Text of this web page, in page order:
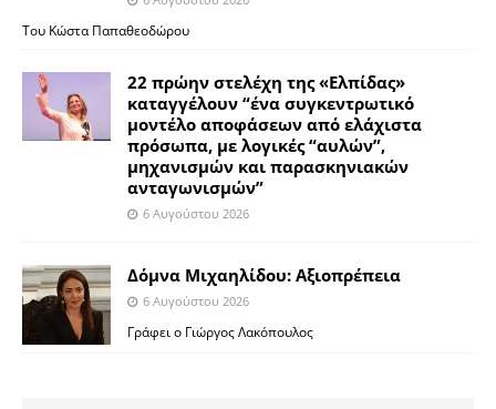
Του Κώστα Παπαθεοδώρου
22 πρώην στελέχη της «Ελπίδας»
καταγγέλουν “ένα συγκεντρωτικό
μοντέλο αποφάσεων από ελάχιστα
πρόσωπα, με λογικές “αυλών”,
μηχανισμών και παρασκηνιακών
ανταγωνισμών”
6 Αυγούστου 2026
Δόμνα Μιχαηλίδου: Αξιοπρέπεια
6 Αυγούστου 2026
Γράφει ο Γιώργος Λακόπουλος